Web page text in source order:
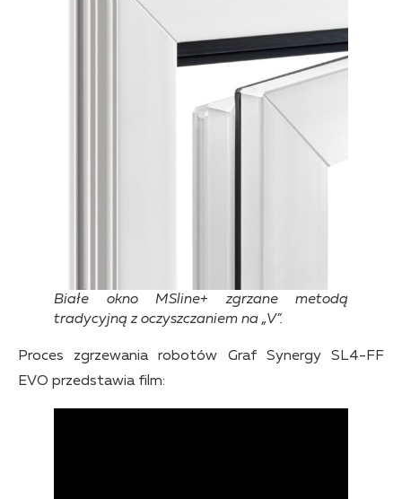
Białe okno MSline+ zgrzane metodą
tradycyjną z oczyszczaniem na „V”.
Proces zgrzewania robotów Graf Synergy SL4-FF
EVO przedstawia film: